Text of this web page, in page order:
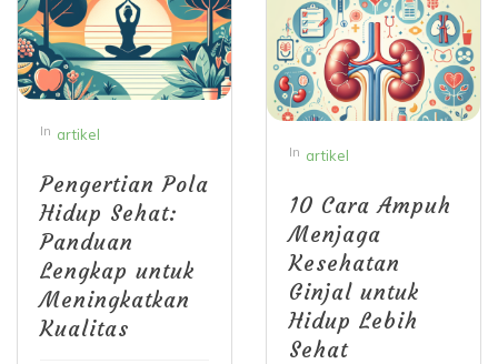
In artikel
Pengertian Pola
Hidup Sehat:
Panduan
Lengkap untuk
Meningkatkan
Kualitas
In artikel
10 Cara Ampuh
Menjaga
Kesehatan
Ginjal untuk
Hidup Lebih
Sehat